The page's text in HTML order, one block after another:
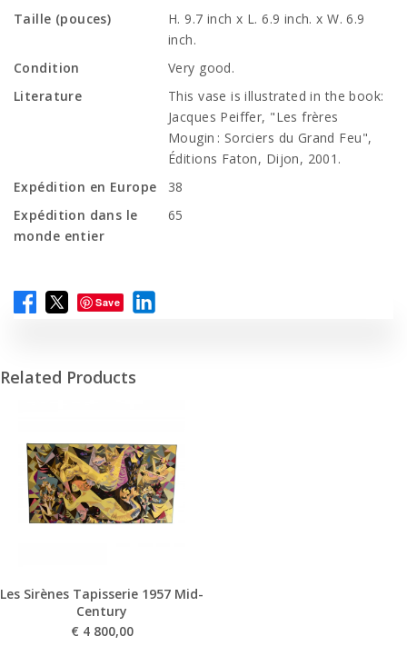
Taille (pouces)
H. 9.7 inch x L. 6.9 inch. x W. 6.9
inch.
Condition
Very good.
Literature
This vase is illustrated in the book:
Jacques Peiffer, "Les frères
Mougin : Sorciers du Grand Feu",
Éditions Faton, Dijon, 2001.
Expédition en Europe
38
Expédition dans le
monde entier
65
Save
Related Products
Les Sirènes Tapisserie 1957 Mid-
Century
€ 4 800,00